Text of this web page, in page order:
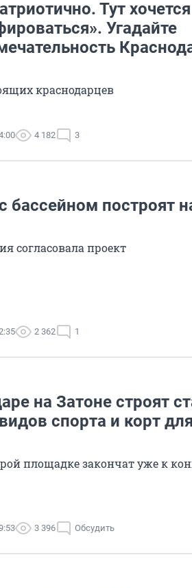
Тут хочется
Угадайте
краснодарцев
4 182 3
бассейном построят
согласовала проект
2 362 1
на Затоне строят
спорта и корт
площадке закончат уже к
3 396 Обсудить